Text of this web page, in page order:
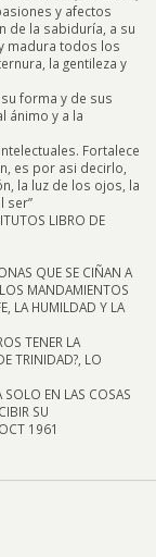
y afectos
de la sabiduría, a su
madura todos los
la gentileza y
forma y de sus
ánimo y a la
Fortalece
es por asi decirlo,
la luz de los ojos, la
ser”
LIBRO DE
QUE SE CIÑAN A
MANDAMIENTOS
LA HUMILDAD Y LA
TENER LA
TRINIDAD?, LO
SOLO EN LAS COSAS
SU
1961